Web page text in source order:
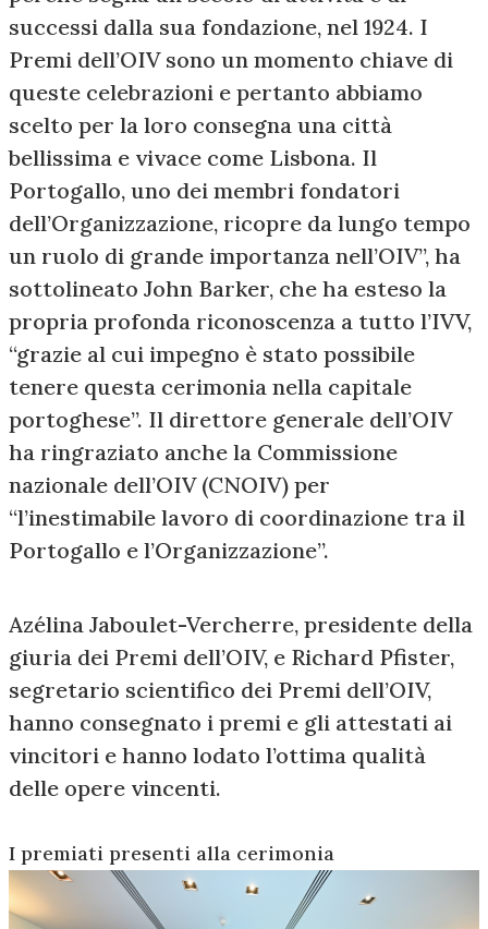
successi dalla sua fondazione, nel 1924. I
Premi dell’OIV sono un momento chiave di
queste celebrazioni e pertanto abbiamo
scelto per la loro consegna una città
bellissima e vivace come Lisbona. Il
Portogallo, uno dei membri fondatori
dell’Organizzazione, ricopre da lungo tempo
un ruolo di grande importanza nell’OIV”, ha
sottolineato John Barker, che ha esteso la
propria profonda riconoscenza a tutto l’IVV,
“grazie al cui impegno è stato possibile
tenere questa cerimonia nella capitale
portoghese”. Il direttore generale dell’OIV
ha ringraziato anche la Commissione
nazionale dell’OIV (CNOIV) per
“l’inestimabile lavoro di coordinazione tra il
Portogallo e l’Organizzazione”.
Azélina Jaboulet-Vercherre, presidente della
giuria dei Premi dell’OIV, e Richard Pfister,
segretario scientifico dei Premi dell’OIV,
hanno consegnato i premi e gli attestati ai
vincitori e hanno lodato l’ottima qualità
delle opere vincenti.
I premiati presenti alla cerimonia